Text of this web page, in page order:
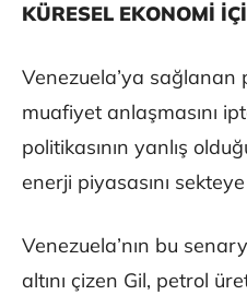
KÜRESEL EKONOMİ
Venezuela’ya sağlanan
muafiyet anlaşmasını
politikasının yanlış
enerji piyasasını
Venezuela’nın bu
altını çizen Gil, petrol